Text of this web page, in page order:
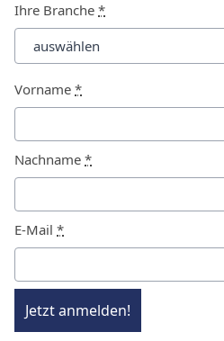
Ihre Branche *
Vorname *
Nachname *
E-Mail *
Jetzt anmelden!